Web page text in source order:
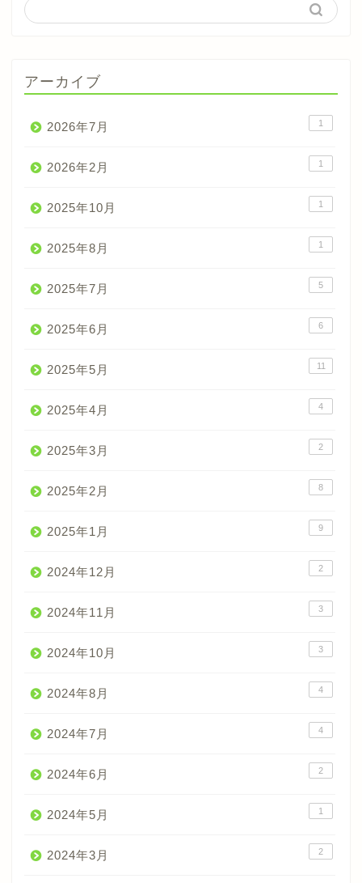
アーカイブ
2026年7月 1
2026年2月 1
2025年10月 1
2025年8月 1
2025年7月 5
2025年6月 6
2025年5月 11
2025年4月 4
2025年3月 2
2025年2月 8
2025年1月 9
2024年12月 2
2024年11月 3
2024年10月 3
2024年8月 4
2024年7月 4
2024年6月 2
2024年5月 1
2024年3月 2